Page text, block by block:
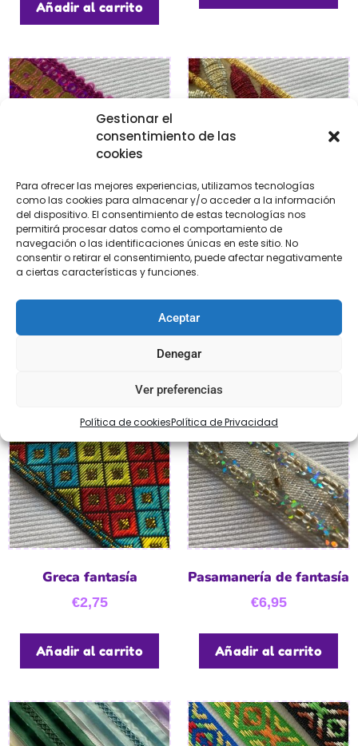
Gestionar el
consentimiento de las
cookies
Para ofrecer las mejores experiencias, utilizamos tecnologías
como las cookies para almacenar y/o acceder a la información
del dispositivo. El consentimiento de estas tecnologías nos
permitirá procesar datos como el comportamiento de
navegación o las identificaciones únicas en este sitio. No
consentir o retirar el consentimiento, puede afectar negativamente
a ciertas características y funciones.
Aceptar
Denegar
Ver preferencias
Política de cookiesPolítica de Privacidad
Añadir al carrito
Greca fantasía
€1,95
Greca termoadhesiva
fantasía
Añadir al carrito
Greca fantasía
€2,75
Añadir al carrito
Pasamanería de fantasía
€6,95
Añadir al carrito